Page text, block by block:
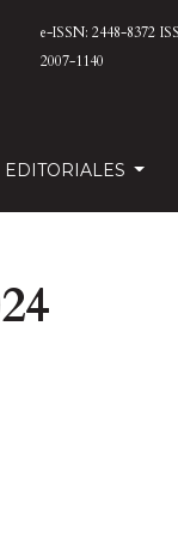
e-ISSN: 2448-8372
2007-1140